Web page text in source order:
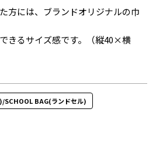
方には、ブランドオリジナルの巾
きるサイズ感です。（縦40×横
SCHOOL BAG(ランドセル)